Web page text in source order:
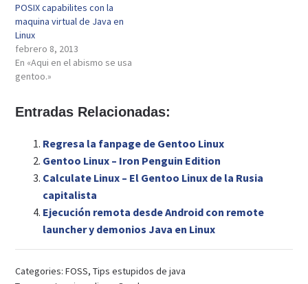
POSIX capabilites con la
maquina virtual de Java en
Linux
febrero 8, 2013
En «Aqui en el abismo se usa
gentoo.»
Entradas Relacionadas:
Regresa la fanpage de Gentoo Linux
Gentoo Linux – Iron Penguin Edition
Calculate Linux – El Gentoo Linux de la Rusia
capitalista
Ejecución remota desde Android con remote
launcher y demonios Java en Linux
Categories:FOSS,Tips estupidos de java